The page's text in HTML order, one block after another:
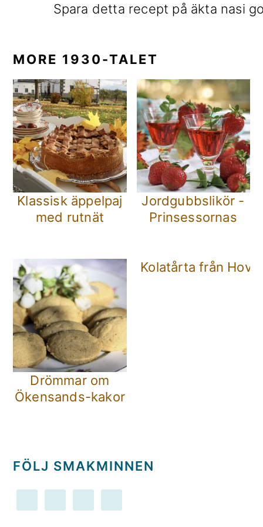
Spara detta recept på äkta nasi
MORE 1930-TALET
Klassisk äppelpaj
med rutnät
Jordgubbslikör -
Prinsessornas
Drömmar om
Ökensands-kakor
Kolatårta från
FÖLJ SMAKMINNEN